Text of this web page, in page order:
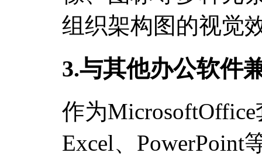
组织架构图的视觉
3.与其他办公软件
作为
Excel、PowerPoint